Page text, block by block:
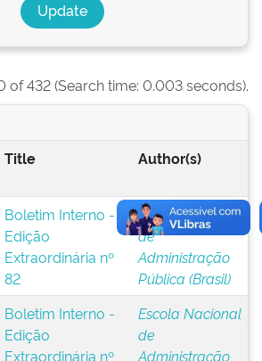
of 432 (Search time: 0.003 seconds).
Title Author(s)
Boletim Interno -
Edição
Extraordinária nº
82
Escola Nacional
de
Administração
Pública (Brasil)
Boletim Interno -
Edição
Extraordinária nº
Escola Nacional
de
Administração